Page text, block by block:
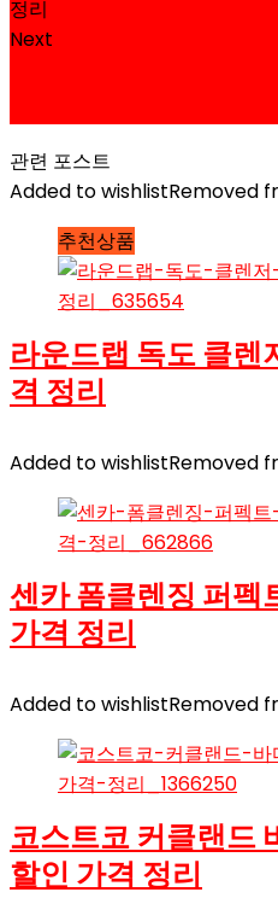
Next
관련 포스트
Added to wishlistRemoved
추천상품
라운드랩 독도 클렌
격 정리
Added to wishlistRemoved
센카 폼클렌징 퍼펙
가격 정리
Added to wishlistRemoved
코스트코 커클랜드
할인 가격 정리